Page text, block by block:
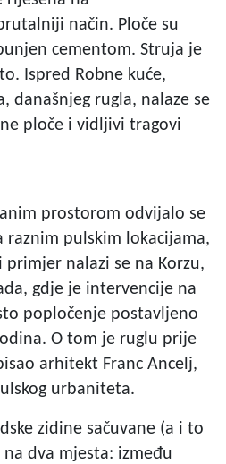
način. Ploče su
cementom. Struja je
Ispred Robne kuće,
današnjeg rugla, nalaze se
ploče i vidljivi tragovi
prostorom odvijalo se
raznim pulskim lokacijama,
nalazi se na Korzu,
gdje je intervencije na
popločenje postavljeno
O tom je ruglu prije
arhitekt Franc Ancelj,
urbaniteta.
zidine sačuvane (a i to
dva mjesta: između